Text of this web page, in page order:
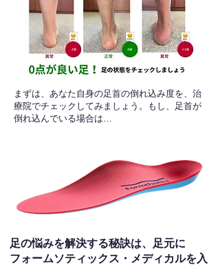
​まずは、あなた自身の足首の倒れ込み度を、治
療院でチェックしてみましょう。もし、足首が
倒れ込んでいる場合は…
足の悩みを解決する秘訣は、足元に
フォームソティックス・メディカルを入